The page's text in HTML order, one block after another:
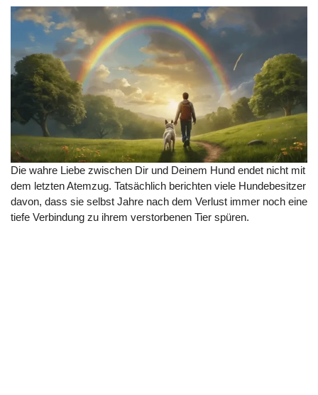
Die wahre Liebe zwischen Dir und Deinem Hund endet nicht mit
dem letzten Atemzug. Tatsächlich berichten viele Hundebesitzer
davon, dass sie selbst Jahre nach dem Verlust immer noch eine
tiefe Verbindung zu ihrem verstorbenen Tier spüren.